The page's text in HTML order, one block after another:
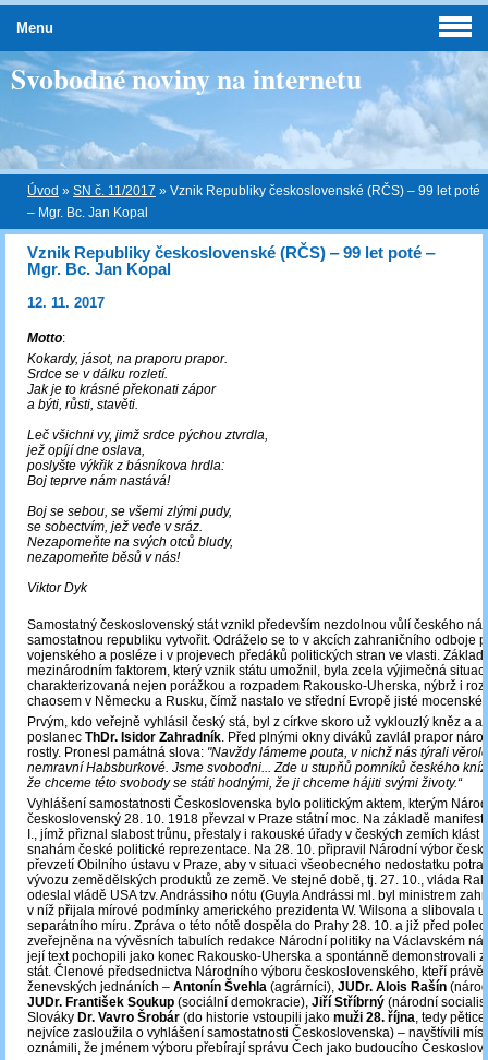
Svobodné noviny na internetu
Úvod » SN č. 11/2017 » Vznik Republiky československé (RČS) ‒ 99 let poté
‒ Mgr. Bc. Jan Kopal
Vznik Republiky československé (RČS) ‒ 99 let poté ‒
Mgr. Bc. Jan Kopal
12. 11. 2017
Motto:
Kokardy, jásot, na praporu prapor.
Srdce se v dálku rozletí.
Jak je to krásné překonati zápor
a býti, růsti, stavěti.
Leč všichni vy, jimž srdce pýchou ztvrdla,
jež opíjí dne oslava,
poslyšte výkřik z básníkova hrdla:
Boj teprve nám nastává!
Boj se sebou, se všemi zlými pudy,
se sobectvím, jež vede v sráz.
Nezapomeňte na svých otců bludy,
nezapomeňte běsů v nás!
Viktor Dyk
Samostatný československý stát vznikl především nezdolnou vůlí českého
samostatnou republiku vytvořit. Odráželo se to v akcích zahraničního odboje
vojenského a posléze i v projevech předáků politických stran ve vlasti.
mezinárodním faktorem, který vznik státu umožnil, byla zcela výjimečná
charakterizovaná nejen porážkou a rozpadem Rakousko-Uherska, nýbrž i
chaosem v Německu a Rusku, čímž nastalo ve střední Evropě jisté mocenské
Prvým, kdo veřejně vyhlásil český stá, byl z církve skoro už vyklouzlý kněz a
poslanec ThDr. Isidor Zahradník. Před plnými okny diváků zavlál prapor
rostly. Pronesl památná slova: "Navždy lámeme pouta, v nichž nás týrali
nemravní Habsburkové. Jsme svobodni... Zde u stupňů pomníků českého
že chceme této svobody se státi hodnými, že ji chceme hájiti svými životy.“
Vyhlášení samostatnosti Československa bylo politickým aktem, kterým
československý 28. 10. 1918 převzal v Praze státní moc. Na základě
I., jímž přiznal slabost trůnu, přestaly i rakouské úřady v českých zemích klást
snahám české politické reprezentace. Na 28. 10. připravil Národní výbor
převzetí Obilního ústavu v Praze, aby v situaci všeobecného nedostatku
vývozu zemědělských produktů ze země. Ve stejné době, tj. 27. 10., vláda
odeslal vládě USA tzv. Andrássiho nótu (Guyla Andrássi ml. byl ministrem
v níž přijala mírové podmínky amerického prezidenta W. Wilsona a slibovala
separátního míru. Zpráva o této nótě dospěla do Prahy 28. 10. a již před
zveřejněna na vývěsních tabulích redakce Národní politiky na Václavském
její text pochopili jako konec Rakousko-Uherska a spontánně demonstrovali
stát. Členové předsednictva Národního výboru československého, kteří právě
ženevských jednáních – Antonín Švehla (agrárníci), JUDr. Alois Rašín
JUDr. František Soukup (sociální demokracie), Jiří Stříbrný (národní
Slováky Dr. Vavro Šrobár (do historie vstoupili jako muži 28. října, tedy
nejvíce zasloužila o vyhlášení samostatnosti Československa) – navštívili
oznámili, že jménem výboru přebírají správu Čech jako budoucího
Menu